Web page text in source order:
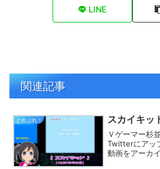
LINE
関連記事
とれぷれ！ スカイキッ
Ｖゲーマー杉
Twitterにアッ
動画をアーカ